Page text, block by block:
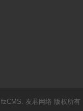
友君网络 版权所有